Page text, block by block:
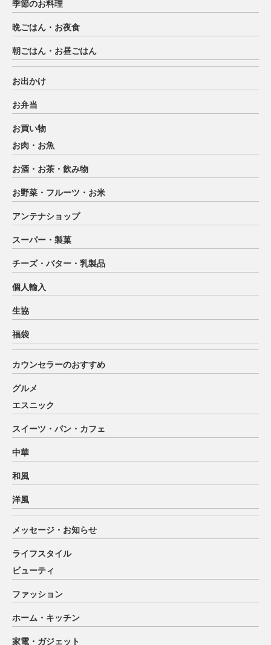
季節のお料理
晩ごはん・お夜食
朝ごはん・お昼ごはん
お出かけ
お弁当
お買い物
お肉・お魚
お酒・お茶・飲み物
お野菜・フルーツ・お米
アンテナショップ
スーパー・製菓
チーズ・バター・乳製品
個人輸入
生協
福袋
カウンセラーのおすすめ
グルメ
エスニック
スイーツ・パン・カフェ
中華
和風
洋風
メッセージ・お知らせ
ライフスタイル
ビューティ
ファッション
ホーム・キッチン
家電・ガジェット